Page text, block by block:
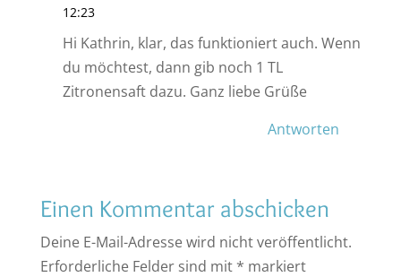
12:23
Hi Kathrin, klar, das funktioniert auch. Wenn
du möchtest, dann gib noch 1 TL
Zitronensaft dazu. Ganz liebe Grüße
Antworten
Einen Kommentar abschicken
Deine E-Mail-Adresse wird nicht veröffentlicht.
Erforderliche Felder sind mit * markiert